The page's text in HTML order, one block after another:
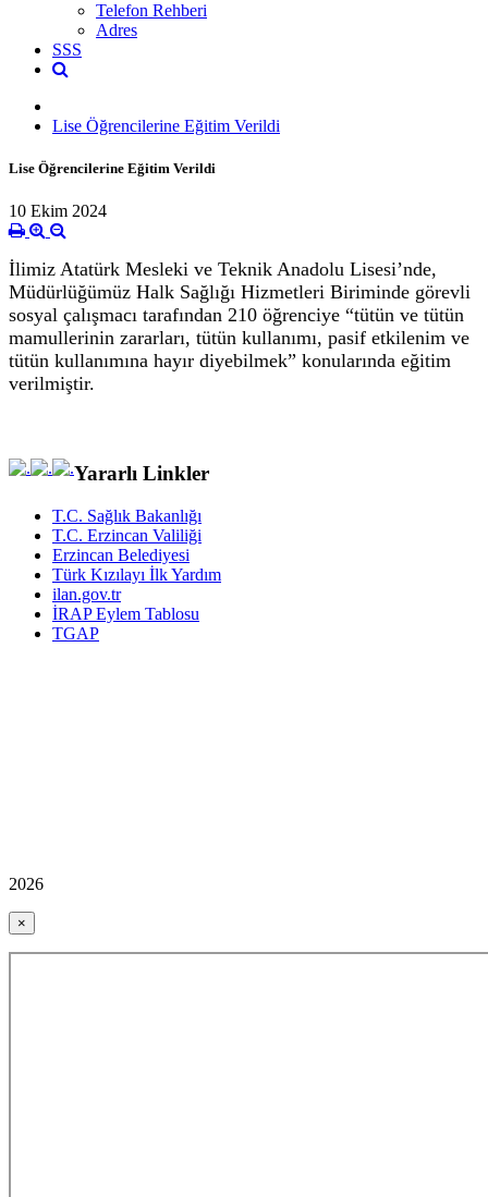
Telefon Rehberi
Adres
SSS
Lise Öğrencilerine Eğitim Verildi
Lise Öğrencilerine Eğitim Verildi
10 Ekim 2024
İlimiz Atatürk Mesleki ve Teknik Anadolu Lisesi’nde,
Müdürlüğümüz Halk Sağlığı Hizmetleri Biriminde görevli
sosyal çalışmacı tarafından 210 öğrenciye “tütün ve tütün
mamullerinin zararları, tütün kullanımı, pasif etkilenim ve
tütün kullanımına hayır diyebilmek” konularında eğitim
verilmiştir.
Yararlı Linkler
T.C. Sağlık Bakanlığı
T.C. Erzincan Valiliği
Erzincan Belediyesi
Türk Kızılayı İlk Yardım
ilan.gov.tr
İRAP Eylem Tablosu
TGAP
2026
×